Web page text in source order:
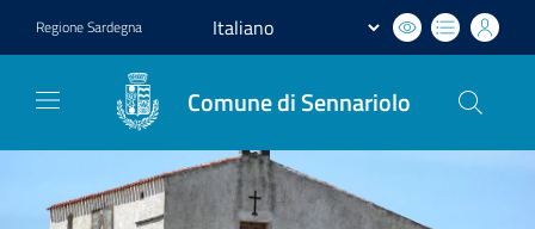
RegioneSardegna
Comune di Sennariolo